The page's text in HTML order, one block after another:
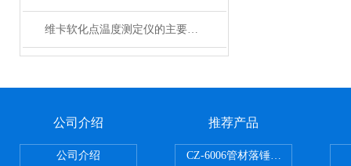
维卡软化点温度测定仪的主要结构和工作原理
公司介绍
公司介绍
推荐产品
CZ-6006管材落锤冲击试验机